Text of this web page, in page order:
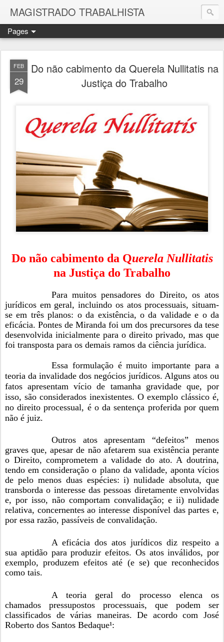
MAGISTRADO TRABALHISTA
Pages
FEB
29
Do não cabimento da Querela Nullitatis na
Justiça do Trabalho
Do não cabimento da Querela Nullitatis
na Justiça do Trabalho
Para muitos pensadores do Direito, os atos
jurídicos em geral, incluindo os atos processuais, situam-
se em três planos: o da existência, o da validade e o da
eficácia. Pontes de Miranda foi um dos precursores da tese
desenvolvida inicialmente para o direito privado, mas que
foi transposta para os demais ramos da ciência jurídica.
Essa formulação é muito importante para a
teoria da invalidade dos negócios jurídicos. Alguns atos ou
fatos apresentam vício de tamanha gravidade que, por
isso, são considerados inexistentes. O exemplo clássico é,
no direito processual, é o da sentença proferida por quem
não é juiz.
Outros atos apresentam “defeitos” menos
graves que, apesar de não afetarem sua existência perante
o Direito, comprometem a validade do ato. A doutrina,
tendo em consideração o plano da validade, aponta vícios
de pelo menos duas espécies: i) nulidade absoluta, que
transborda o interesse das pessoas diretamente envolvidas
e, por isso, não comportam convalidação; e ii) nulidade
relativa, concernentes ao interesse disponível das partes e,
por essa razão, passíveis de convalidação.
A eficácia dos atos jurídicos diz respeito a
sua aptidão para produzir efeitos. Os atos inválidos, por
exemplo, produzem efeitos até (e se) que reconhecidos
como tais.
A teoria geral do processo elenca os
chamados pressupostos processuais, que podem ser
classificados de várias maneiras. De acordo com José
Roberto dos Santos Bedaque¹: